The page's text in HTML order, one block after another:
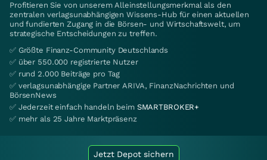
Profitieren Sie von unserem Alleinstellungsmerkmal als den
zentralen verlagsunabhängigen Wissens-Hub für einen aktuellen
und fundierten Zugang in die Börsen- und Wirtschaftswelt, um
strategische Entscheidungen zu treffen.
✅ Größte Finanz-Community Deutschlands
✅ über 550.000 registrierte Nutzer
✅ rund 2.000 Beiträge pro Tag
✅ verlagsunabhängige Partner ARIVA, FinanzNachrichten und
BörsenNews
✅ Jederzeit einfach handeln beim SMARTBROKER+
✅ mehr als 25 Jahre Marktpräsenz
Jetzt Depot sichern